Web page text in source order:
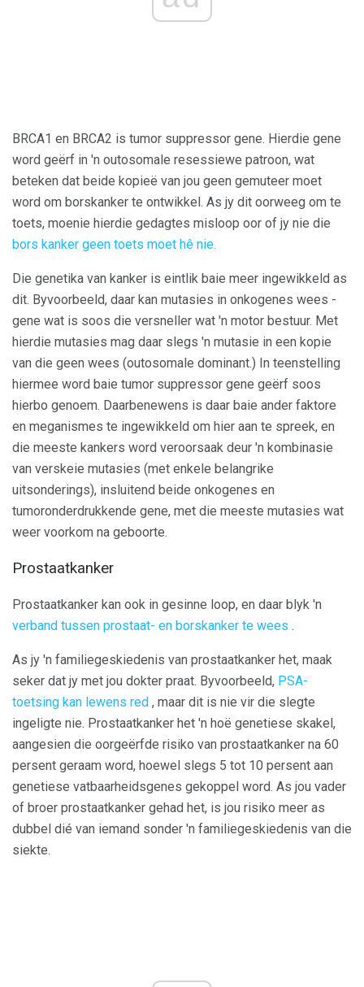
BRCA1 en BRCA2 is tumor suppressor gene. Hierdie gene
word geërf in 'n outosomale resessiewe patroon, wat
beteken dat beide kopieë van jou geen gemuteer moet
word om borskanker te ontwikkel. As jy dit oorweeg om te
toets, moenie hierdie gedagtes misloop oor of jy nie die
bors kanker geen toets moet hê nie.
Die genetika van kanker is eintlik baie meer ingewikkeld as
dit. Byvoorbeeld, daar kan mutasies in onkogenes wees -
gene wat is soos die versneller wat 'n motor bestuur. Met
hierdie mutasies mag daar slegs 'n mutasie in een kopie
van die geen wees (outosomale dominant.) In teenstelling
hiermee word baie tumor suppressor gene geërf soos
hierbo genoem. Daarbenewens is daar baie ander faktore
en meganismes te ingewikkeld om hier aan te spreek, en
die meeste kankers word veroorsaak deur 'n kombinasie
van verskeie mutasies (met enkele belangrike
uitsonderings), insluitend beide onkogenes en
tumoronderdrukkende gene, met die meeste mutasies wat
weer voorkom na geboorte.
Prostaatkanker
Prostaatkanker kan ook in gesinne loop, en daar blyk 'n
verband tussen prostaat- en borskanker te wees .
As jy 'n familiegeskiedenis van prostaatkanker het, maak
seker dat jy met jou dokter praat. Byvoorbeeld, PSA-
toetsing kan lewens red , maar dit is nie vir die slegte
ingeligte nie. Prostaatkanker het 'n hoë genetiese skakel,
aangesien die oorgeërfde risiko van prostaatkanker na 60
persent geraam word, hoewel slegs 5 tot 10 persent aan
genetiese vatbaarheidsgenes gekoppel word. As jou vader
of broer prostaatkanker gehad het, is jou risiko meer as
dubbel dié van iemand sonder 'n familiegeskiedenis van die
siekte.